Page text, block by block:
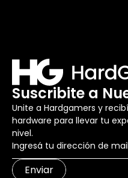
Suscribite a
Unite a Hardgamers y
hardware para llevar tu
nivel.
Enviar